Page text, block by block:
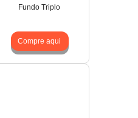
Fundo Triplo
Compre aqui